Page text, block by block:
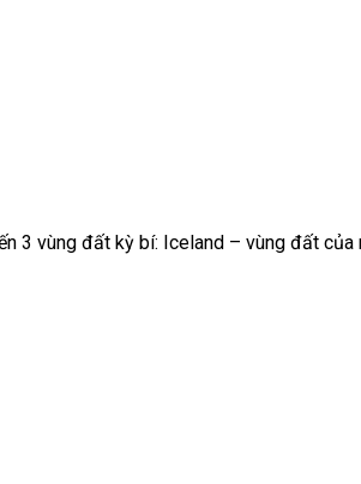
3 vùng đất kỳ bí: Iceland – vùng đất